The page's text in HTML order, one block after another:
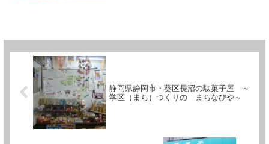
静岡県静岡市・葵区長沼の駄菓子屋 ～
学区（まち）つくりの まちなびや～